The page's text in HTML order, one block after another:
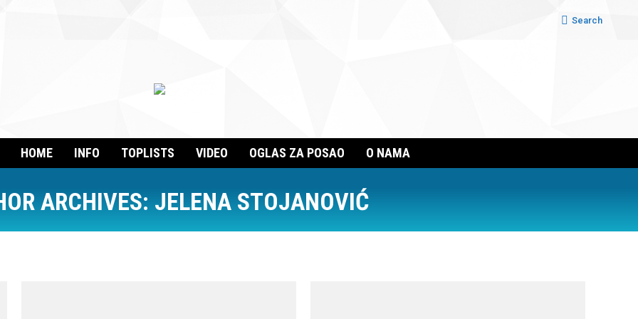
Search:
Search
HOME INFO TOPLISTS VIDEO OGLAS ZA POSAO O NAMA
ARCHIVES:JELENA STOJANOVIĆ